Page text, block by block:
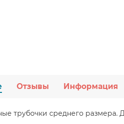
Отзывы Информация
трубочки среднего размера.